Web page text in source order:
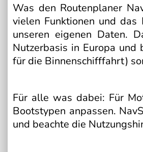
Was den Routenplaner
vielen Funktionen und
unseren eigenen Daten.
Nutzerbasis in Europa und
für die Binnenschifffahrt)
Für alle was dabei: Für
Bootstypen anpassen.
und beachte die